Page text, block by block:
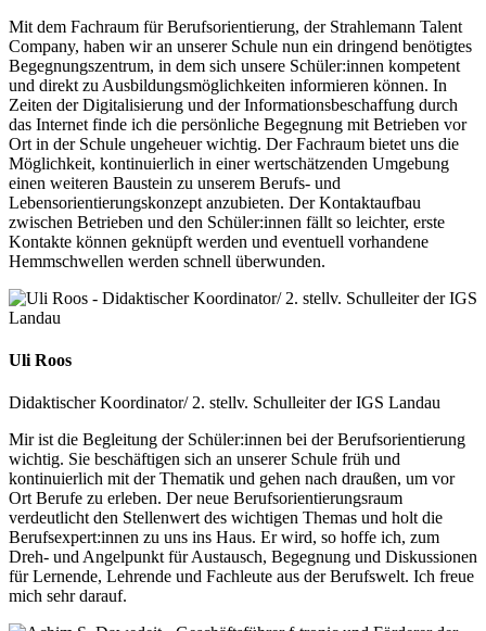
Mit dem Fachraum für Berufsorientierung, der Strahlemann Talent
Company, haben wir an unserer Schule nun ein dringend benötigtes
Begegnungszentrum, in dem sich unsere Schüler:innen kompetent
und direkt zu Ausbildungsmöglichkeiten informieren können. In
Zeiten der Digitalisierung und der Informationsbeschaffung durch
das Internet finde ich die persönliche Begegnung mit Betrieben vor
Ort in der Schule ungeheuer wichtig. Der Fachraum bietet uns die
Möglichkeit, kontinuierlich in einer wertschätzenden Umgebung
einen weiteren Baustein zu unserem Berufs- und
Lebensorientierungskonzept anzubieten. Der Kontaktaufbau
zwischen Betrieben und den Schüler:innen fällt so leichter, erste
Kontakte können geknüpft werden und eventuell vorhandene
Hemmschwellen werden schnell überwunden.
Uli Roos
Didaktischer Koordinator/ 2. stellv. Schulleiter der IGS Landau
Mir ist die Begleitung der Schüler:innen bei der Berufsorientierung
wichtig. Sie beschäftigen sich an unserer Schule früh und
kontinuierlich mit der Thematik und gehen nach draußen, um vor
Ort Berufe zu erleben. Der neue Berufsorientierungsraum
verdeutlicht den Stellenwert des wichtigen Themas und holt die
Berufsexpert:innen zu uns ins Haus. Er wird, so hoffe ich, zum
Dreh- und Angelpunkt für Austausch, Begegnung und Diskussionen
für Lernende, Lehrende und Fachleute aus der Berufswelt. Ich freue
mich sehr darauf.